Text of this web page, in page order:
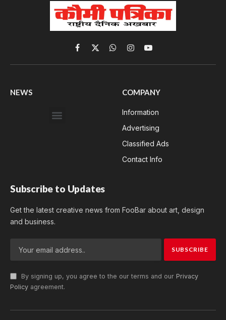
Facebook
X
(Twitter)
WhatsApp
InstagramYouTube
NEWS COMPANY
Information
Advertising
Classified Ads
Contact Info
Subscribe to Updates
Get the latest creative news from FooBar about art, design
and business.
By signing up, you agree to the our terms and our Privacy
Policy agreement.